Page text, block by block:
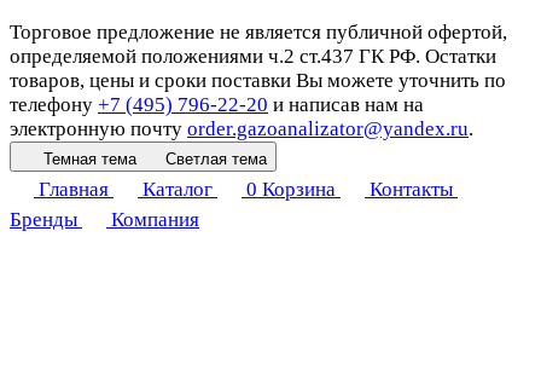
Торговое предложение не является публичной офертой,
определяемой положениями ч.2 ст.437 ГК РФ. Остатки
товаров, цены и сроки поставки Вы можете уточнить по
телефону +7 (495) 796-22-20 и написав нам на
электронную почту order.gazoanalizator@yandex.ru.
Темная тема Светлая тема
Главная Каталог 0 Корзина
Контакты
Бренды
Компания